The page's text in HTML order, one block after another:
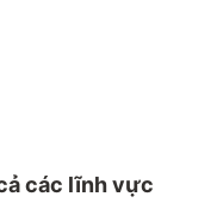
các lĩnh vực